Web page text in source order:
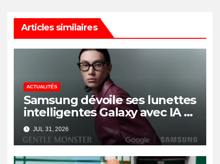
Articles similaires
ACTUALITÉS
Samsung dévoile ses lunettes
intelligentes Galaxy avec IA et
Gemini
JUL 31, 2026